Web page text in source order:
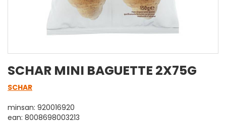
SCHAR MINI BAGUETTE 2X75G
SCHAR
minsan: 920016920
ean: 8008698003213